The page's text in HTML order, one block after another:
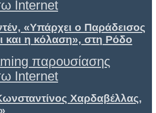
«Υπάρχει ο Παράδεισος
και η κόλαση», στη Ρόδο
Χαρδαβέλλας,